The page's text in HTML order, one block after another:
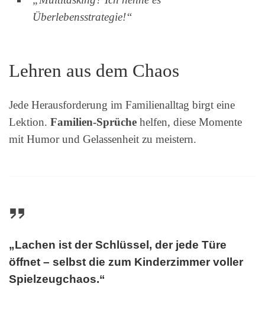
Überlebensstrategie!“
Lehren aus dem Chaos
Jede Herausforderung im Familienalltag birgt eine
Lektion. Familien-Sprüche helfen, diese Momente
mit Humor und Gelassenheit zu meistern.
„Lachen ist der Schlüssel, der jede Türe
öffnet – selbst die zum Kinderzimmer voller
Spielzeugchaos.“